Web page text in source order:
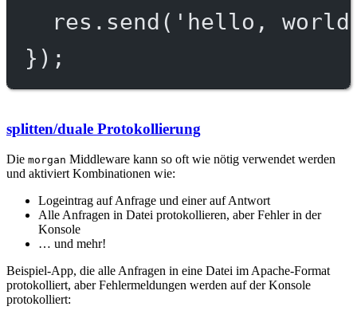
res. send ( 'hello,
});
splitten/duale Protokollierung
Die morgan Middleware kann so oft wie nötig verwendet werden
und aktiviert Kombinationen wie:
Logeintrag auf Anfrage und einer auf Antwort
Alle Anfragen in Datei protokollieren, aber Fehler in der
Konsole
… und mehr!
Beispiel-App, die alle Anfragen in eine Datei im Apache-Format
protokolliert, aber Fehlermeldungen werden auf der Konsole
protokolliert: